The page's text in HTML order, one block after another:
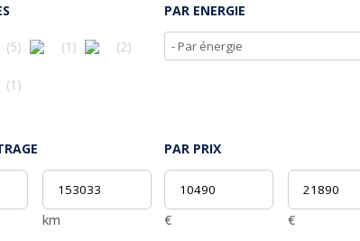
(5) (1 ) (2)
(1 )
PAR ENERGIE
km
PAR PRIX
€ €